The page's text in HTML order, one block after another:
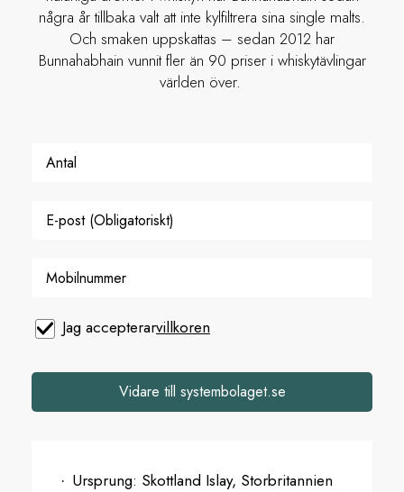
Jag accepterarvillkoren
Vidare till systembolaget.se
några år tillbaka valt att inte kylfiltrera sina single malts.
Och smaken uppskattas – sedan 2012 har
Bunnahabhain vunnit fler än 90 priser i whiskytävlingar
världen över.
Ursprung: Skottland Islay, Storbritannien